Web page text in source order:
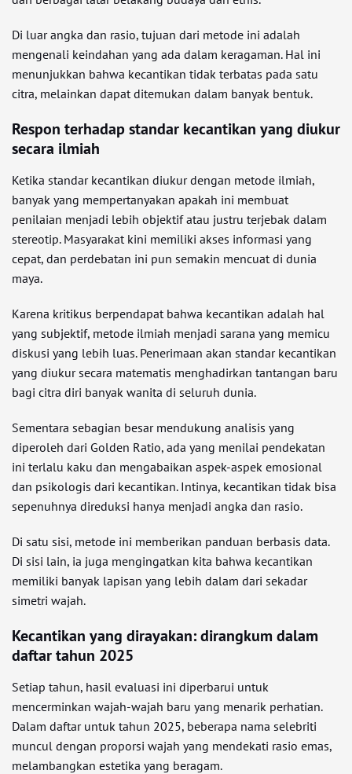
Di luar angka dan rasio, tujuan dari metode ini adalah
mengenali keindahan yang ada dalam keragaman. Hal ini
menunjukkan bahwa kecantikan tidak terbatas pada satu
citra, melainkan dapat ditemukan dalam banyak bentuk.
Respon terhadap standar kecantikan yang diukur
secara ilmiah
Ketika standar kecantikan diukur dengan metode ilmiah,
banyak yang mempertanyakan apakah ini membuat
penilaian menjadi lebih objektif atau justru terjebak dalam
stereotip. Masyarakat kini memiliki akses informasi yang
cepat, dan perdebatan ini pun semakin mencuat di dunia
maya.
Karena kritikus berpendapat bahwa kecantikan adalah hal
yang subjektif, metode ilmiah menjadi sarana yang memicu
diskusi yang lebih luas. Penerimaan akan standar kecantikan
yang diukur secara matematis menghadirkan tantangan baru
bagi citra diri banyak wanita di seluruh dunia.
Sementara sebagian besar mendukung analisis yang
diperoleh dari Golden Ratio, ada yang menilai pendekatan
ini terlalu kaku dan mengabaikan aspek-aspek emosional
dan psikologis dari kecantikan. Intinya, kecantikan tidak bisa
sepenuhnya direduksi hanya menjadi angka dan rasio.
Di satu sisi, metode ini memberikan panduan berbasis data.
Di sisi lain, ia juga mengingatkan kita bahwa kecantikan
memiliki banyak lapisan yang lebih dalam dari sekadar
simetri wajah.
Kecantikan yang dirayakan: dirangkum dalam
daftar tahun 2025
Setiap tahun, hasil evaluasi ini diperbarui untuk
mencerminkan wajah-wajah baru yang menarik perhatian.
Dalam daftar untuk tahun 2025, beberapa nama selebriti
muncul dengan proporsi wajah yang mendekati rasio emas,
melambangkan estetika yang beragam.